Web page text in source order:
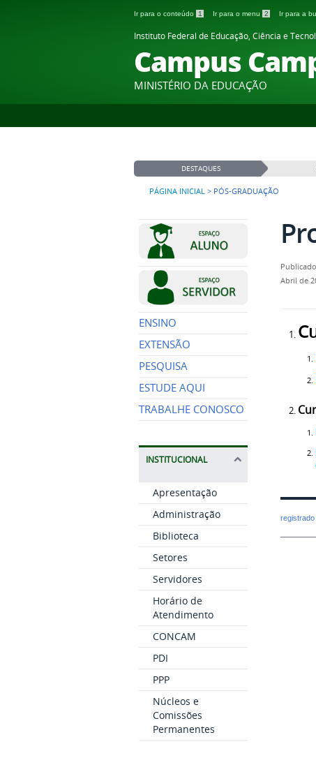
Ir para o conteúdo 1 Ir para o menu 2 Ir para a
Instituto Federal de Educação, Ciência e
Campus
MINISTÉRIO DA EDUCAÇÃO
DESTAQUES
PÁGINA INICIAL > PÓS-GRADUAÇÃO
ENSINO
EXTENSÃO
PESQUISA
ESTUDE AQUI
TRABALHE CONOSCO
INSTITUCIONAL
Apresentação
Administração
Biblioteca
Setores
Servidores
Horário de
Atendimento
CONCAM
PDI
PPP
Núcleos e
Comissões
Permanentes
Abril de
registrado